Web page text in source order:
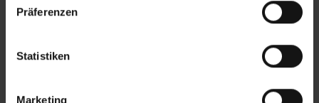
Präferenzen
Statistiken
Marketing